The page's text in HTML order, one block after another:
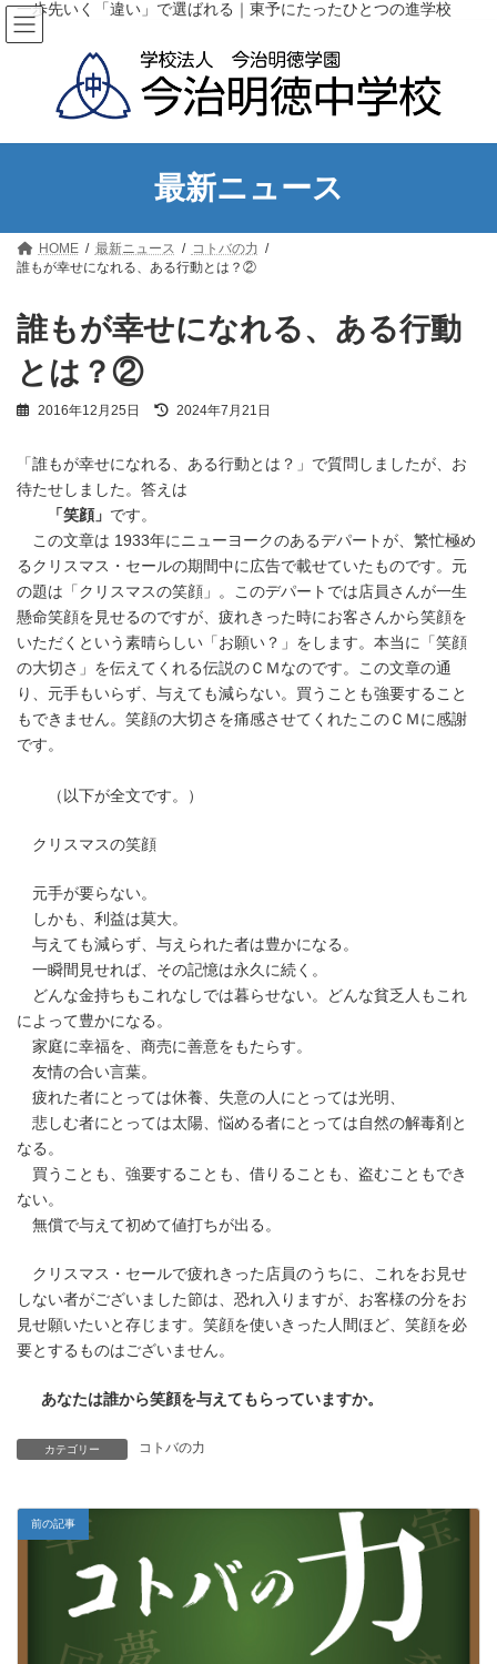
コ
ン
テ
キ
ナ
ビ
ゲ
に
一歩先いく「違い」で選ばれる｜東予にたったひとつの進学校
最新ニュース
HOME 最新ニュース
コトバの力
誰もが幸せになれる、ある行動とは？②
誰もが幸せになれる、ある行動
とは？②
2016年12月25日
最
新
日
2024年7月21日
「誰もが幸せになれる、ある行動とは？」で質問しましたが、お
待たせしました。答えは
「笑顔」 です。
この文章は 1933年にニューヨークのあるデパートが、繁忙極め
るクリスマス・セールの期間中に広告で載せていたものです。元
の題は「クリスマスの笑顔」。このデパートでは店員さんが一生
懸命笑顔を見せるのですが、疲れきった時にお客さんから笑顔を
いただくという素晴らしい「お願い？」をします。本当に「笑顔
の大切さ」を伝えてくれる伝説のＣＭなのです。この文章の通
り、元手もいらず、与えても減らない。買うことも強要すること
もできません。笑顔の大切さを痛感させてくれたこのＣＭに感謝
です。
（以下が全文です。）
クリスマスの笑顔
元手が要らない。
しかも、利益は莫大。
与えても減らず、与えられた者は豊かになる。
一瞬間見せれば、その記憶は永久に続く。
どんな金持ちもこれなしでは暮らせない。どんな貧乏人もこれ
によって豊かになる。
家庭に幸福を、商売に善意をもたらす。
友情の合い言葉。
疲れた者にとっては休養、失意の人にとっては光明、
悲しむ者にとっては太陽、悩める者にとっては自然の解毒剤と
なる。
買うことも、強要することも、借りることも、盗むこともでき
ない。
無償で与えて初めて値打ちが出る。
クリスマス・セールで疲れきった店員のうちに、これをお見せ
しない者がございました節は、恐れ入りますが、お客様の分をお
見せ願いたいと存じます。笑顔を使いきった人間ほど、笑顔を必
要とするものはございません。
あなたは誰から笑顔を与えてもらっていますか。
カテゴリー コトバの力
前の記事